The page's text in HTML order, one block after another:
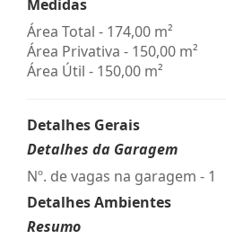
Medidas
Área Total - 174,00 m²
Área Privativa - 150,00 m²
Área Útil - 150,00 m²
Detalhes Gerais
Detalhes da Garagem
Nº. de vagas na garagem - 1
Detalhes Ambientes
Resumo